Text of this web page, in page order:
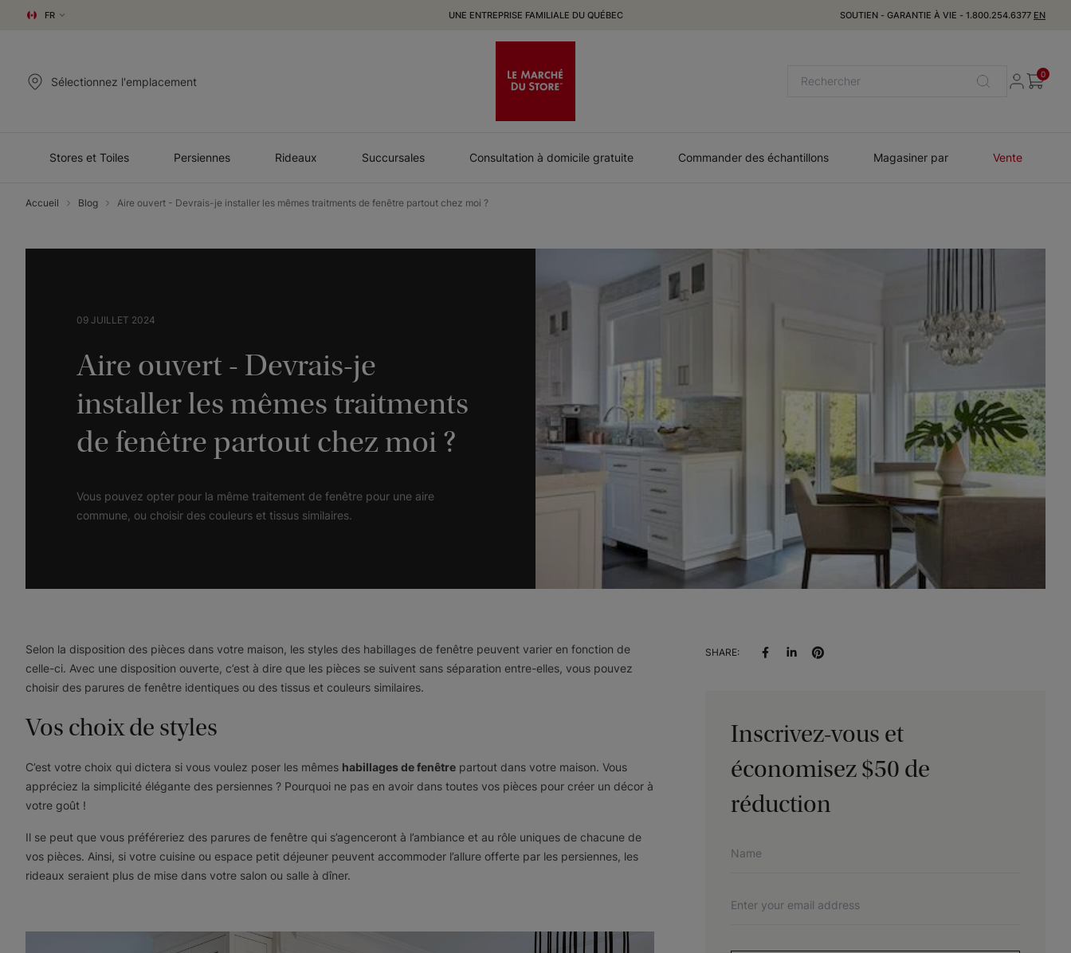
FR UNE ENTREPRISE FAMILIALE DU QUÉBEC SOUTIEN - GARANTIE À VIE - 1.800.254.6377 EN
Sélectionnez l'emplacement
0
Stores et Toiles Persiennes Rideaux Succursales Consultation à domicile gratuite Commander des échantillons Magasiner par Vente
Accueil Blog Aire ouvert - Devrais-je installer les mêmes traitments de fenêtre partout chez moi ?
09 JUILLET 2024
Aire ouvert - Devrais-je
installer les mêmes traitments
de fenêtre partout chez moi ?
Vous pouvez opter pour la même traitement de fenêtre pour une aire
commune, ou choisir des couleurs et tissus similaires.
Selon la disposition des pièces dans votre maison, les styles des habillages de fenêtre peuvent varier en fonction de
celle-ci. Avec une disposition ouverte, c’est à dire que les pièces se suivent sans séparation entre-elles, vous pouvez
choisir des parures de fenêtre identiques ou des tissus et couleurs similaires.
Vos choix de styles
C’est votre choix qui dictera si vous voulez poser les mêmes habillages de fenêtre partout dans votre maison. Vous
appréciez la simplicité élégante des persiennes ? Pourquoi ne pas en avoir dans toutes vos pièces pour créer un décor à
votre goût !
Il se peut que vous préféreriez des parures de fenêtre qui s’agenceront à l’ambiance et au rôle uniques de chacune de
vos pièces. Ainsi, si votre cuisine ou espace petit déjeuner peuvent accommoder l’allure offerte par les persiennes, les
rideaux seraient plus de mise dans votre salon ou salle à dîner.
SHARE:
Inscrivez-vous et
économisez $50 de
réduction